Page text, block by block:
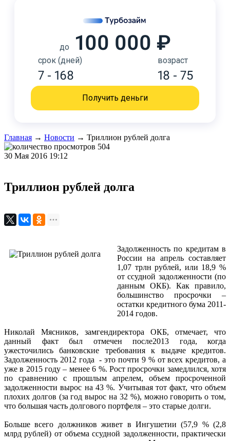
до 100 000 ₽
срок (дней)
7 - 168
возраст
18 - 75
Получить деньги
Главная → Новости → Триллион рублей долга
504
30 Мая 2016 19:12
Триллион рублей долга
Задолженность по кредитам в
России на апрель составляет
1,07 трлн рублей, или 18,9 %
от ссудной задолженности (по
данным ОКБ). Как правило,
большинство просрочки –
остатки кредитного бума 2011-
2014 годов.
Николай Мясников, замгендиректора ОКБ, отмечает, что
данный факт был отмечен после2013 года, когда
ужесточились банковские требования к выдаче кредитов.
Задолженность 2012 года - это почти 9 % от всех кредитов, а
уже в 2015 году – менее 6 %. Рост просрочки замедлился, хотя
по сравнению с прошлым апрелем, объем просроченной
задолженности вырос на 43 %. Учитывая тот факт, что объем
плохих долгов (за год вырос на 32 %), можно говорить о том,
что большая часть долгового портфеля – это старые долги.
Больше всего должников живет в Ингушетии (57,9 % (2,8
млрд рублей) от объема ссудной задолженности, практически